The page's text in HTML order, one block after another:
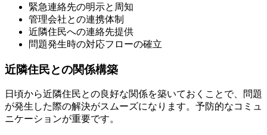
緊急連絡先の明示と周知
管理会社との連携体制
近隣住民への連絡先提供
問題発生時の対応フローの確立
近隣住民との関係構築
日頃から近隣住民との良好な関係を築いておくことで、問題
が発生した際の解決がスムーズになります。予防的なコミュ
ニケーションが重要です。